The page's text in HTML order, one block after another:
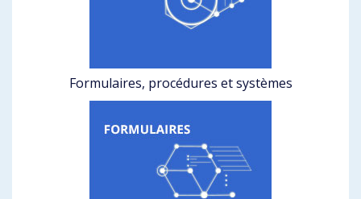
Formulaires, procédures et systèmes